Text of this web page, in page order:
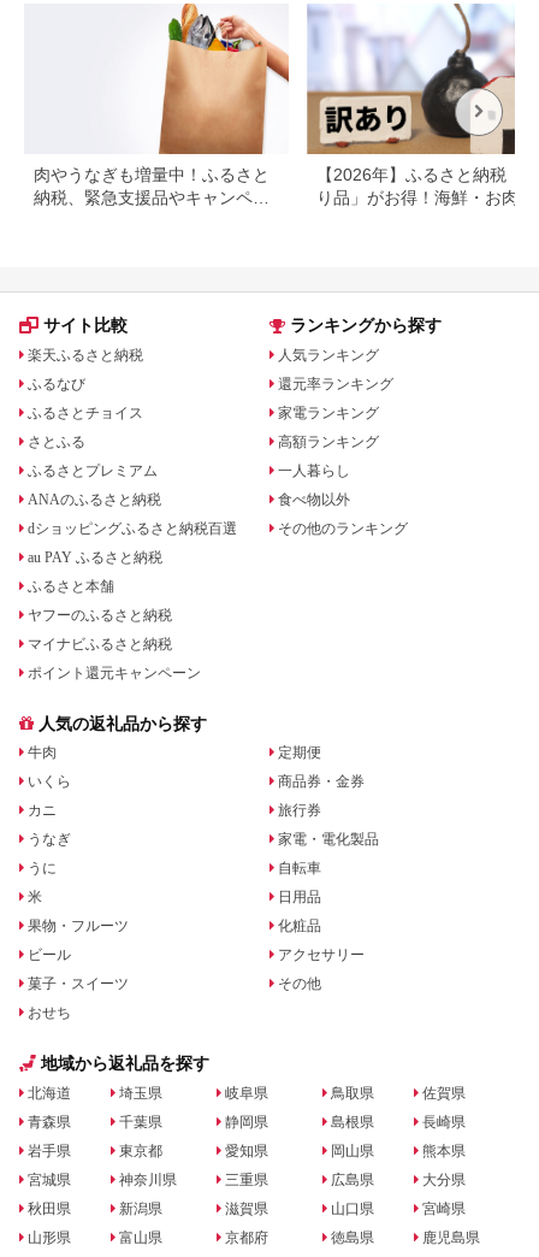
肉やうなぎも増量中！ふるさと
納税、緊急支援品やキャンペー
【2026年】ふるさと納税「
り品」がお得！海鮮・お肉・
サイト比較
楽天ふるさと納税
ふるなび
ふるさとチョイス
さとふる
ふるさとプレミアム
ANAのふるさと納税
dショッピングふるさと納税百選
au PAY ふるさと納税
ふるさと本舗
ヤフーのふるさと納税
マイナビふるさと納税
ポイント還元キャンペーン
ランキングから探す
人気ランキング
還元率ランキング
家電ランキング
高額ランキング
一人暮らし
食べ物以外
その他のランキング
人気の返礼品から探す
牛肉
いくら
カニ
うなぎ
うに
米
果物・フルーツ
ビール
菓子・スイーツ
おせち
定期便
商品券・金券
旅行券
家電・電化製品
自転車
日用品
化粧品
アクセサリー
その他
地域から返礼品を探す
北海道
青森県
岩手県
宮城県
秋田県
山形県
埼玉県
千葉県
東京都
神奈川県
新潟県
富山県
岐阜県
静岡県
愛知県
三重県
滋賀県
京都府
鳥取県
島根県
岡山県
広島県
山口県
徳島県
佐賀県
長崎県
熊本県
大分県
宮崎県
鹿児島県